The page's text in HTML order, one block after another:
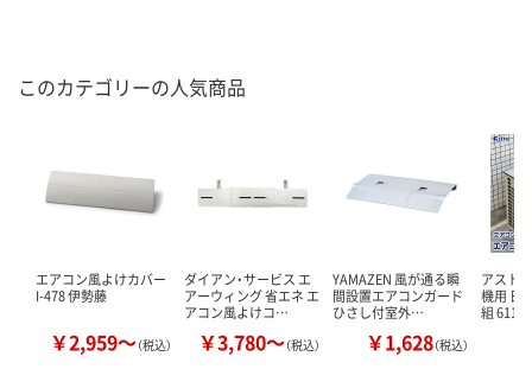
このカテゴリーの人気商品
エアコン風よけカバー
I-478 伊勢藤
￥2,959～（税込）
ダイアン・サービス エ
アーウィング 省エネ エ
アコン風よけコ…
￥3,780～（税込）
YAMAZEN 風が通る瞬
間設置エアコンガード
ひさし付室外…
￥1,628（税込）
アスト
機用 日
組 611-